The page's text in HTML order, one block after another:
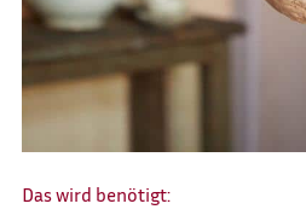
Das wird benötigt: